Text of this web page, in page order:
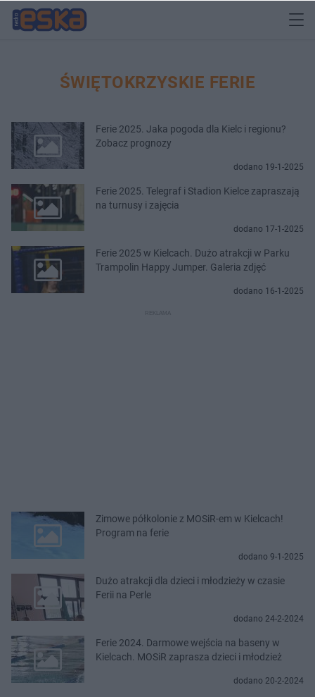
ŚWIĘTOKRZYSKIE FERIE
Ferie 2025. Jaka pogoda dla Kielc i regionu?
Zobacz prognozy
dodano 19-1-2025
Ferie 2025. Telegraf i Stadion Kielce zapraszają
na turnusy i zajęcia
dodano 17-1-2025
Ferie 2025 w Kielcach. Dużo atrakcji w Parku
Trampolin Happy Jumper. Galeria zdjęć
dodano 16-1-2025
Zimowe półkolonie z MOSiR-em w Kielcach!
Program na ferie
dodano 9-1-2025
Dużo atrakcji dla dzieci i młodzieży w czasie
Ferii na Perle
dodano 24-2-2024
Ferie 2024. Darmowe wejścia na baseny w
Kielcach. MOSiR zaprasza dzieci i młodzież
dodano 20-2-2024